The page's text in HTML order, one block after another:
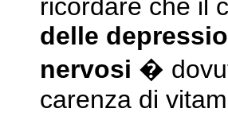
ricordare che il
delle
nervosi �
carenza di